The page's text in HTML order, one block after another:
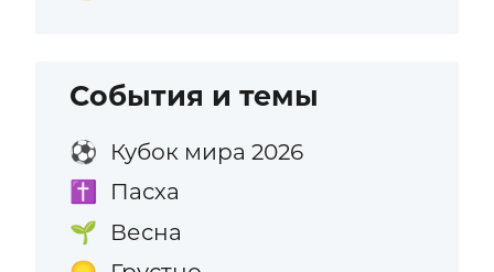
События и темы
⚽ Кубок мира 2026
✝️ Пасха
🌱 Весна